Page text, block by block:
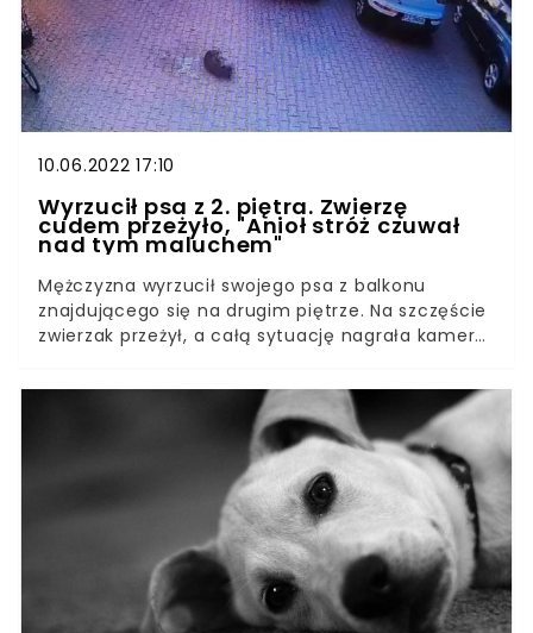
64-letni mężczyzna.
10.06.2022 17:10
Wyrzucił psa z 2. piętra. Zwierzę
cudem przeżyło, "Anioł stróż czuwał
nad tym maluchem"
Mężczyzna wyrzucił swojego psa z balkonu
znajdującego się na drugim piętrze. Na szczęście
zwierzak przeżył, a całą sytuację nagrała kamera.
postu opublikowanego przez organizację
prozwierzęcą, która zaopiekowała się pieskiem,
służby niewiele robią w tej sprawie.Do zdarzenia
doszło 3 czerwca w Kostrzynie Wielkopolskim.
Około ośmiomiesięczny pies został wyrzucony z
balkonu na drugim piętrze przez swojego